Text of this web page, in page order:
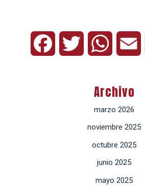
Facebook Twitter WhatsApp
Archivo
marzo 2026
noviembre 2025
octubre 2025
junio 2025
mayo 2025